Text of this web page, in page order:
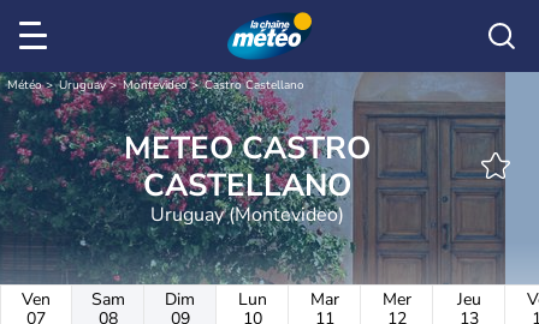
Météo Uruguay Montevideo Castro Castellano
METEO CASTRO
CASTELLANO
Uruguay (Montevideo)
Ven
07
Sam
08
Dim
09
Lun
10
Mar
11
Mer
12
Jeu
13